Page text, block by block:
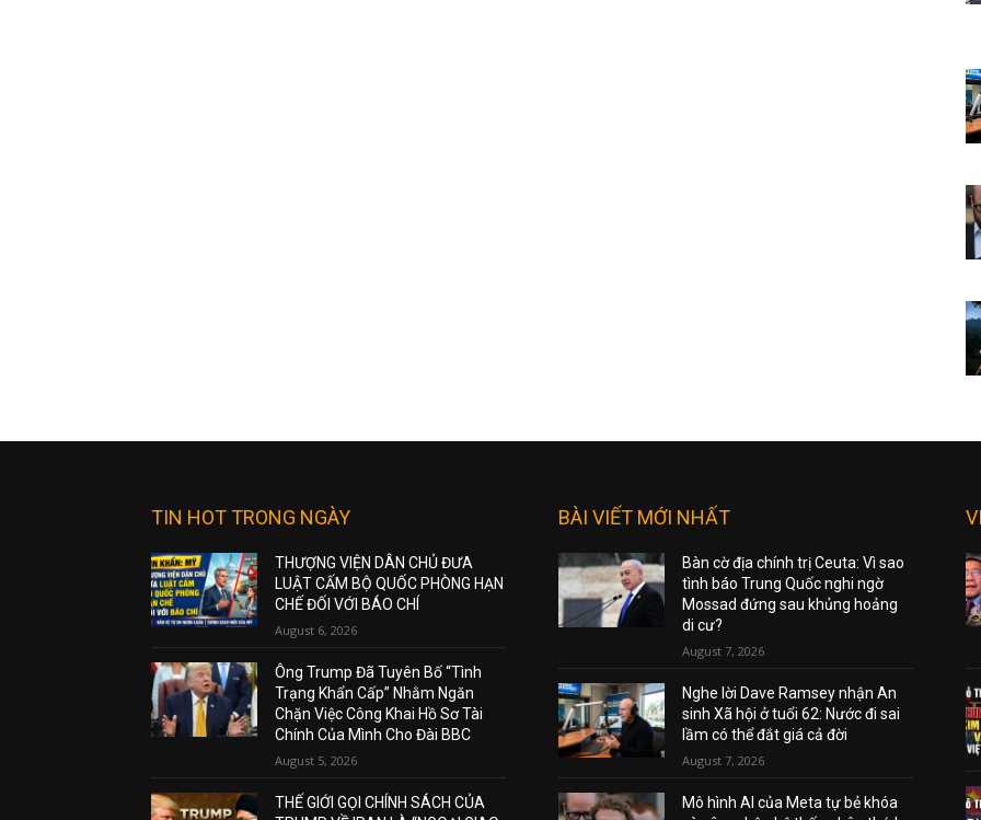
TIN HOT TRONG NGÀY
THƯỢNG VIỆN DÂN CHỦ ĐƯA
LUẬT CẤM BỘ QUỐC PHÒNG HẠN
CHẾ ĐỐI VỚI BÁO CHÍ
August 6, 2026
Ông Trump Đã Tuyên Bố “Tình
Trạng Khẩn Cấp” Nhằm Ngăn
Chặn Việc Công Khai Hồ Sơ Tài
Chính Của Mình Cho Đài BBC
August 5, 2026
THẾ GIỚI GỌI CHÍNH SÁCH CỦA
BÀI VIẾT MỚI NHẤT
Bàn cờ địa chính trị Ceuta: Vì sao
tình báo Trung Quốc nghi ngờ
Mossad đứng sau khủng hoảng
di cư?
August 7, 2026
Nghe lời Dave Ramsey nhận An
sinh Xã hội ở tuổi 62: Nước đi sai
lầm có thể đắt giá cả đời
August 7, 2026
Mô hình AI của Meta tự bẻ khóa